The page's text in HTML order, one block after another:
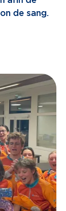
de sang.